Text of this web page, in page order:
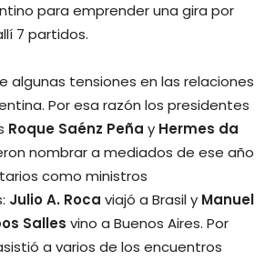
para emprender una gira por
7 partidos.
algunas tensiones en las relaciones
Por esa razón los presidentes
Roque Saénz Peña y Hermes da
nombrar a mediados de ese año
como ministros
Julio A. Roca viajó a Brasil y Manuel
Salles vino a Buenos Aires. Por
a varios de los encuentros